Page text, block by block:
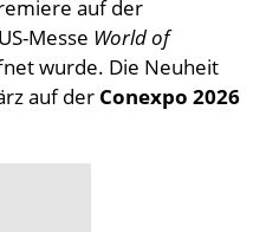
auf der
Messe World of
wurde. Die Neuheit
auf der Conexpo 2026